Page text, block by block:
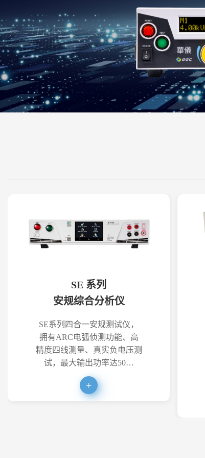
SE 系列
安规综合分析仪
SE系列四合一安规测试仪，
拥有ARC电弧侦测功能、高
精度四线测量、真实负电压测
试，最大输出功率达50…